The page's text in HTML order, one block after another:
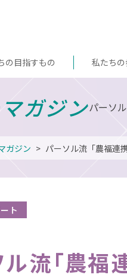
の目指すもの 私たち
ガジンパーソ
ガジン パーソル流「農福連
ト
流「農福